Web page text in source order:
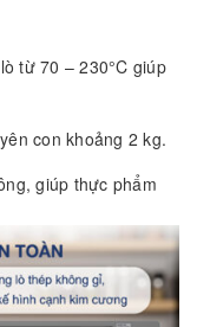
từ 70 – 230°C giúp
con khoảng 2 kg.
giúp thực phẩm